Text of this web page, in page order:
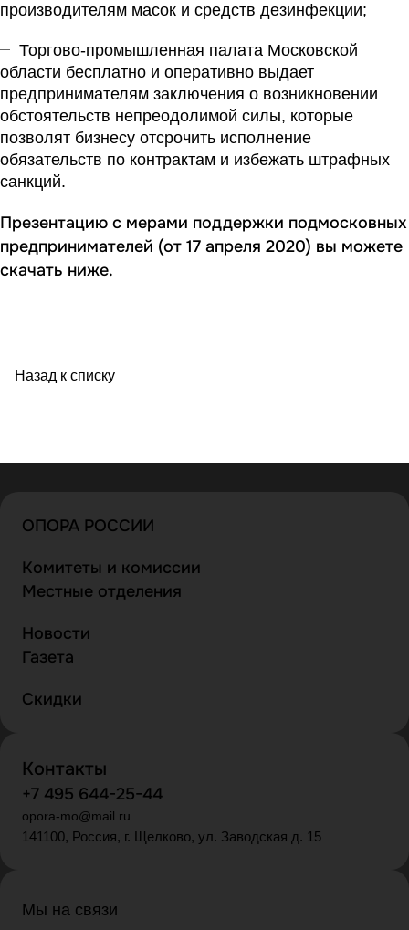
производителям масок и средств дезинфекции;
Торгово-промышленная палата Московской
области бесплатно и оперативно выдает
предпринимателям заключения о возникновении
обстоятельств непреодолимой силы, которые
позволят бизнесу отсрочить исполнение
обязательств по контрактам и избежать штрафных
санкций.
Презентацию с мерами поддержки подмосковных
предпринимателей (от 17 апреля 2020) вы можете
скачать ниже.
Назад к списку
ОПОРА РОССИИ
Комитеты и комиссии
Местные отделения
Новости
Газета
Скидки
Контакты
+7 495 644-25-44
opora-mo@mail.ru
141100, Россия, г. Щелково, ул. Заводская д. 15
Мы на связи